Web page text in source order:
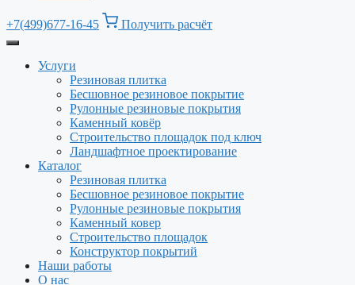
+7(499)677-16-45 Получить расчёт
Услуги
Резиновая плитка
Бесшовное резиновое покрытие
Рулонные резиновые покрытия
Каменный ковёр
Строительство площадок под ключ
Ландшафтное проектирование
Каталог
Резиновая плитка
Бесшовное резиновое покрытие
Рулонные резиновые покрытия
Каменный ковер
Строительство площадок
Конструктор покрытий
Наши работы
О нас